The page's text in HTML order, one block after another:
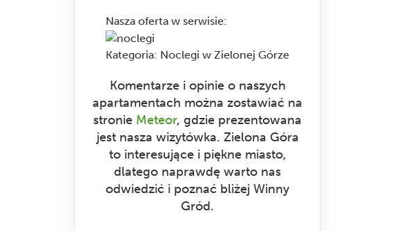
Nasza oferta w serwisie:
Kategoria: Noclegi w Zielonej Górze
Komentarze i opinie o naszych
apartamentach można zostawiać na
stronie Meteor, gdzie prezentowana
jest nasza wizytówka. Zielona Góra
to interesujące i piękne miasto,
dlatego naprawdę warto nas
odwiedzić i poznać bliżej Winny
Gród.